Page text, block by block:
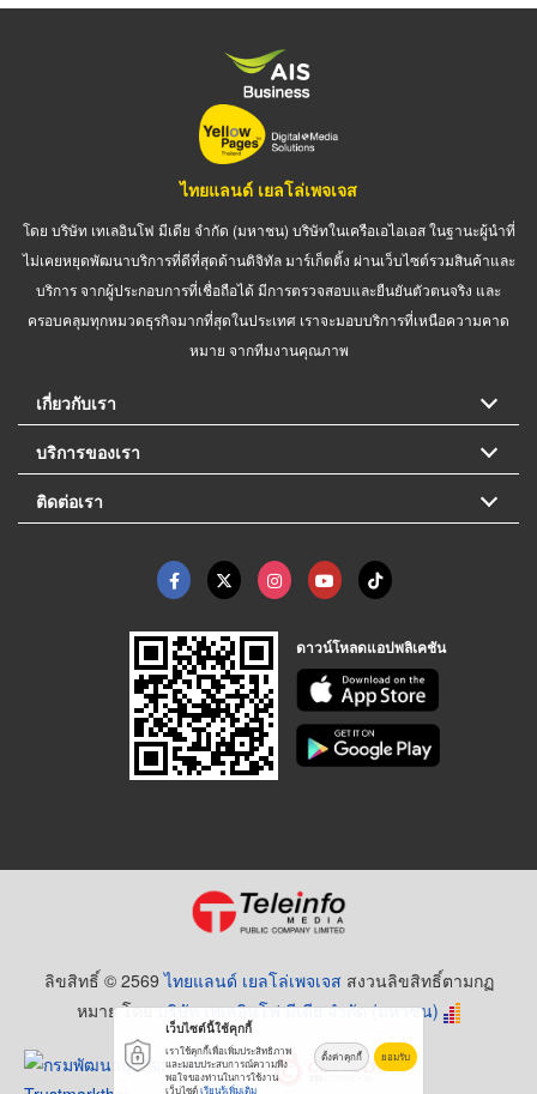
ไทยแลนด์ เยลโล่เพจเจส
โดย บริษัท เทเลอินโฟ มีเดีย จำกัด (มหาชน) บริษัทในเครือเอไอเอส ในฐานะผู้นำที่
ไม่เคยหยุดพัฒนาบริการที่ดีที่สุดด้านดิจิทัล มาร์เก็ตติ้ง ผ่านเว็บไซต์รวมสินค้าและ
บริการ จากผู้ประกอบการที่เชื่อถือได้ มีการตรวจสอบและยืนยันตัวตนจริง และ
ครอบคลุมทุกหมวดธุรกิจมากที่สุดในประเทศ เราจะมอบบริการที่เหนือความคาด
หมาย จากทีมงานคุณภาพ
เกี่ยวกับเรา
บริการของเรา
ติดต่อเรา
ดาวน์โหลดแอปพลิเคชัน
ลิขสิทธิ์ © 2569ไทยแลนด์ เยลโล่เพจเจส สงวนลิขสิทธิ์ตามกฏ
หมาย โดยบริษัท เทเลอินโฟ มีเดีย จำกัด (มหาชน)
เว็บไซต์นี้ใช้คุกกี้
เราใช้คุกกี้เพื่อเพิ่มประสิทธิภาพ
และมอบประสบการณ์ความพึง
พอใจของท่านในการใช้งาน
เว็บไซต์เรียนรู้เพิ่มเติม
ตั้งค่าคุกกี้ ยอมรับ